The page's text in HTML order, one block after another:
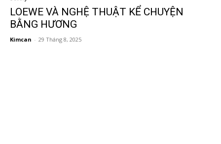
LOEWE VÀ NGHỆ THUẬT KỂ CHUYỆN
BẰNG HƯƠNG
Kimcan - 29 Tháng 8, 2025